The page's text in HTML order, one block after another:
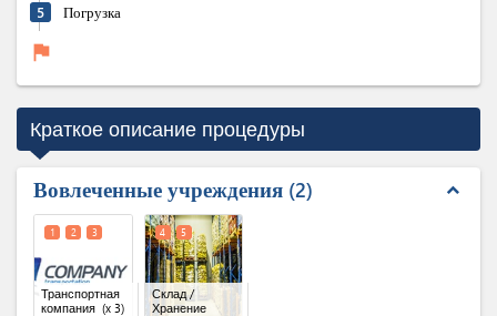
5 Погрузка
flag
Краткое описание процедуры
Вовлеченные учреждения 2 expand_less
Транспортная
компания (x 3)
1 2 3
Склад /
Хранение
4 5